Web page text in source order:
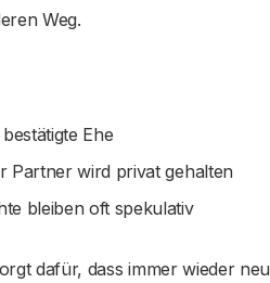
Weg.
Ehe
Partner wird privat gehalten
bleiben oft spekulativ
dafür, dass immer wieder